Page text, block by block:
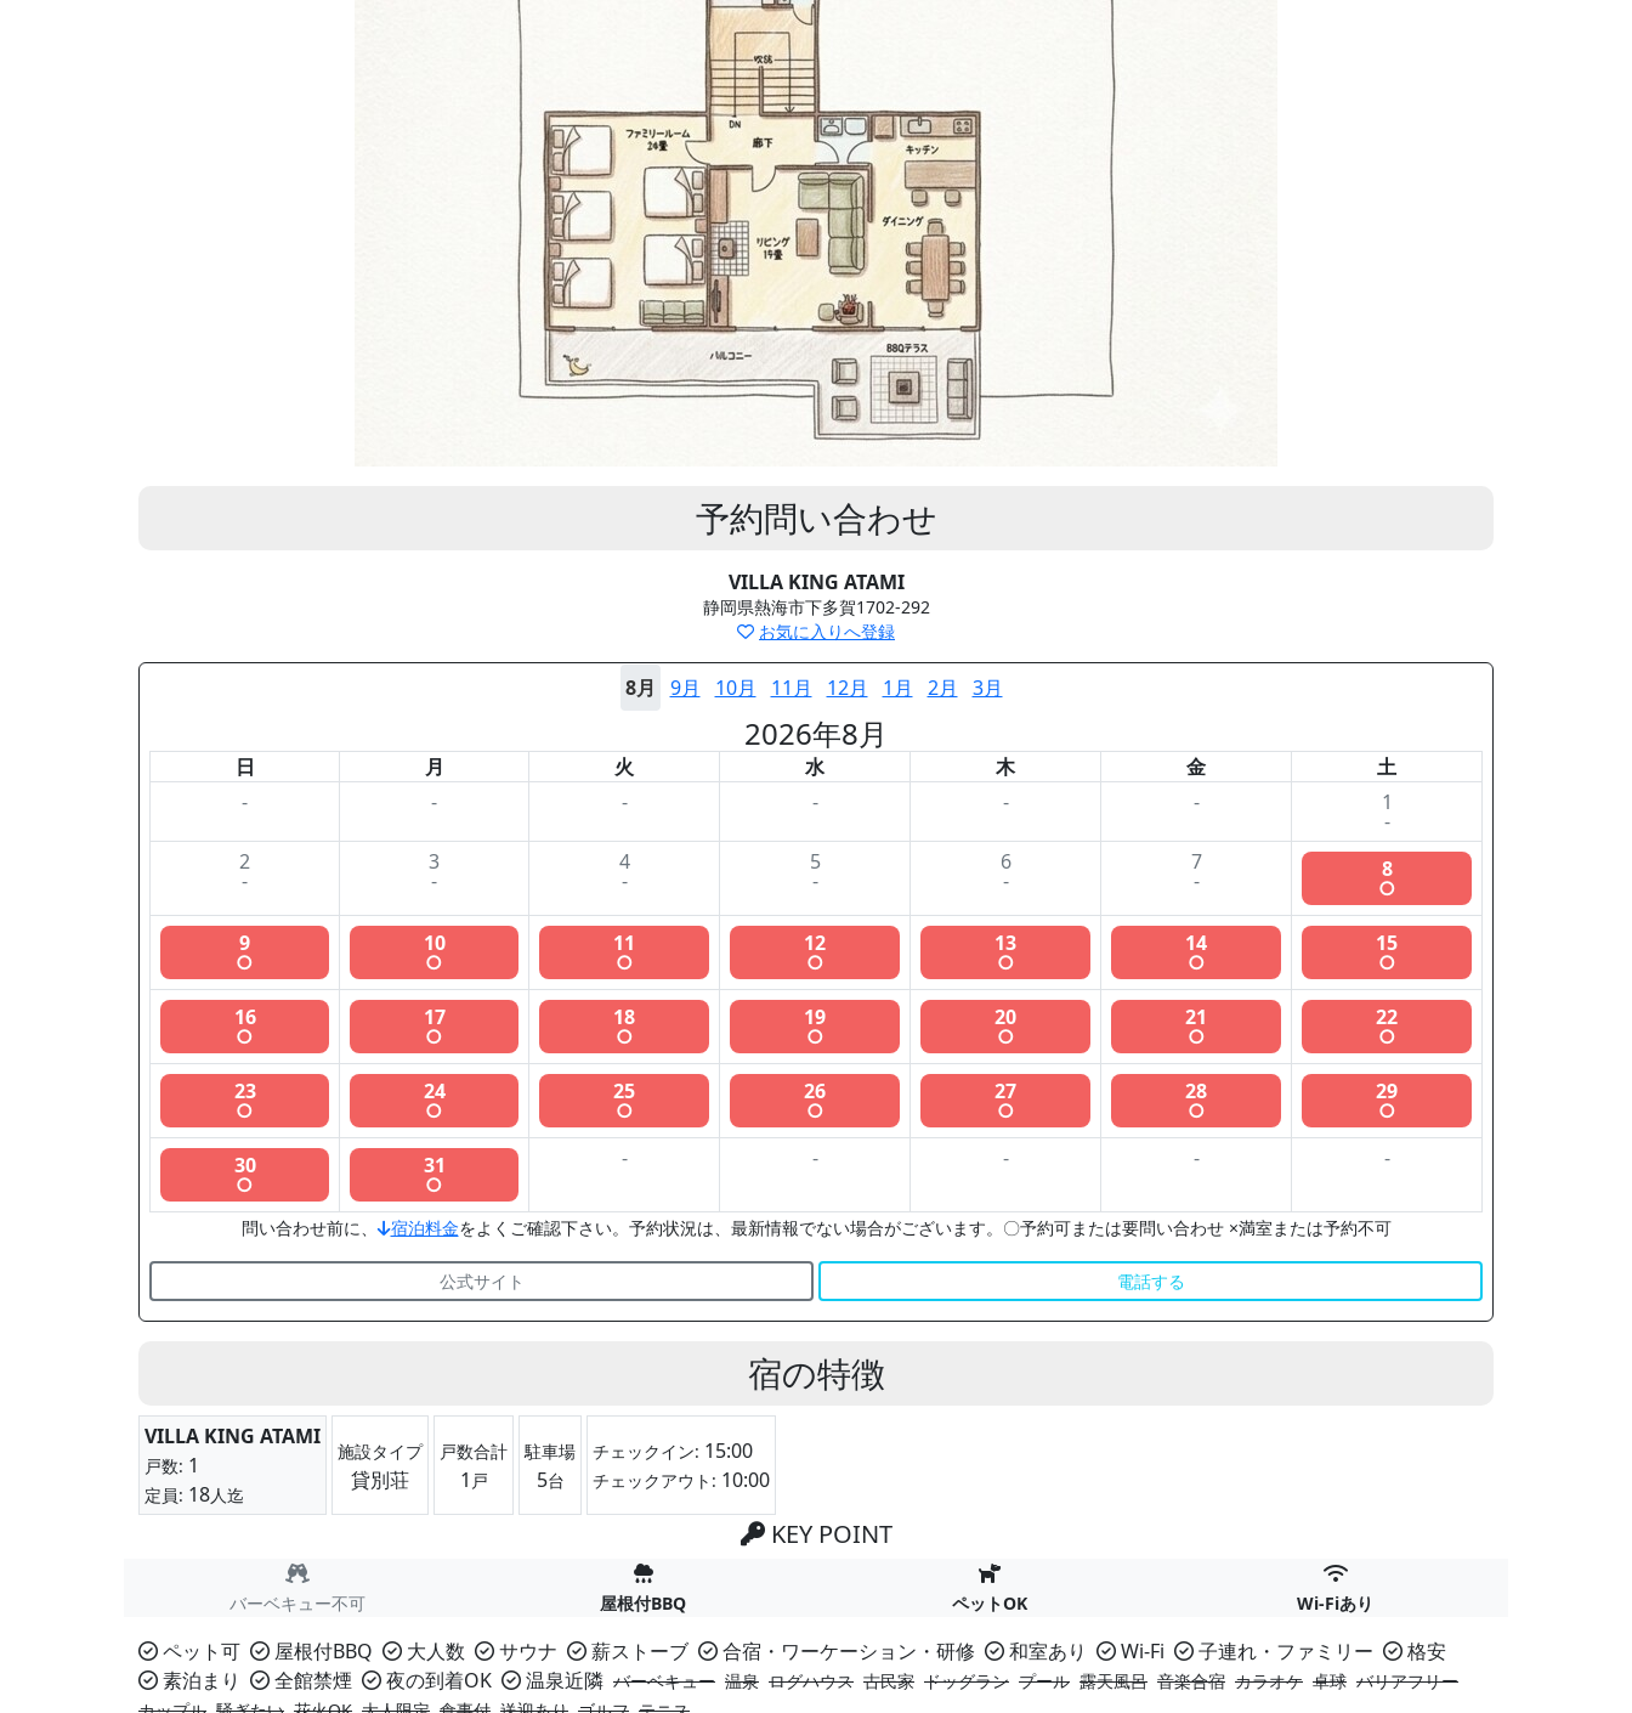
予約問い合わせ
VILLA KING ATAMI
静岡県熱海市下多賀1702-292
お気に入りへ登録
8月 9月 10月 11月 12月 1月 2月 3月
2026年8月
日 月 火 水 木 金
土
-
- - - - - 1
-
2
-
3
-
4
-
5
-
6
-
7
- 8
○
9
○
10
○
11
○
12
○
13
○
14
○
15
○
16
○
17
○
18
○
19
○
20
○
21
○
22
○
23
○
24
○
25
○
26
○
27
○
28
○
29
○
30
○
31
○
- - - - -
問い合わせ前に、 宿泊料金をよくご確認下さい。予約状況は、最新情報でない場合がございます。〇予約可または要問い合わせ ×満室または予約不可
公式サイト 電話する
宿の特徴
VILLA KING ATAMI
戸数: 1
定員: 18人迄
施設タイプ
貸別荘
戸数合計
1 戸
駐車場
5台
チェックイン: 15:00
チェックアウト: 10:00
KEY POINT
バーベキュー不可 屋根付BBQ ペットOK Wi-Fiあり
ペット可 屋根付BBQ 大人数 サウナ 薪ストーブ 合宿・ワーケーション・研修 和室あり Wi-Fi 子連れ・ファミリー
格安
素泊まり
全館禁煙 夜の到着OK 温泉近隣 バーベキュー 温泉 ログハウス 古民家 ドッグラン プール 露天風呂 音楽合宿 カラオケ 卓球 バリアフリー